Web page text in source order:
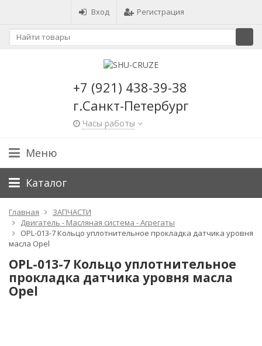
Вход Регистрация
+7 (921) 438-39-38
г.Санкт-Петербург
Часы работы
Меню
Каталог
Главная
ЗАПЧАСТИ
Двигатель - Масляная система - Агрегаты
OPL-013-7 Кольцо уплотнительное прокладка датчика уровня
масла Opel
OPL-013-7 Кольцо уплотнительное
прокладка датчика уровня масла
Opel